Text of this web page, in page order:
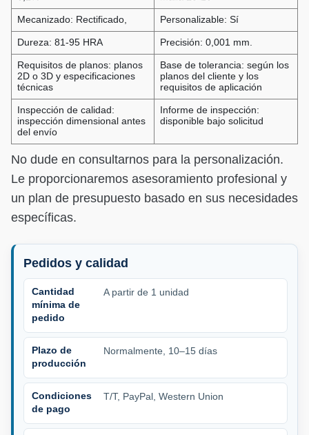
Mecanizado: Rectificado, Personalizable: Sí
Dureza: 81-95 HRA Precisión: 0,001 mm.
Requisitos de planos: planos
2D o 3D y especificaciones
técnicas
Base de tolerancia: según los
planos del cliente y los
requisitos de aplicación
Inspección de calidad:
inspección dimensional antes
del envío
Informe de inspección:
disponible bajo solicitud
No dude en consultarnos para la personalización.
Le proporcionaremos asesoramiento profesional y
un plan de presupuesto basado en sus necesidades
específicas.
Pedidos y calidad
Cantidad
mínima de
pedido
A partir de 1 unidad
Plazo de
producción
Normalmente, 10–15 días
Condiciones
de pago
T/T, PayPal, Western Union